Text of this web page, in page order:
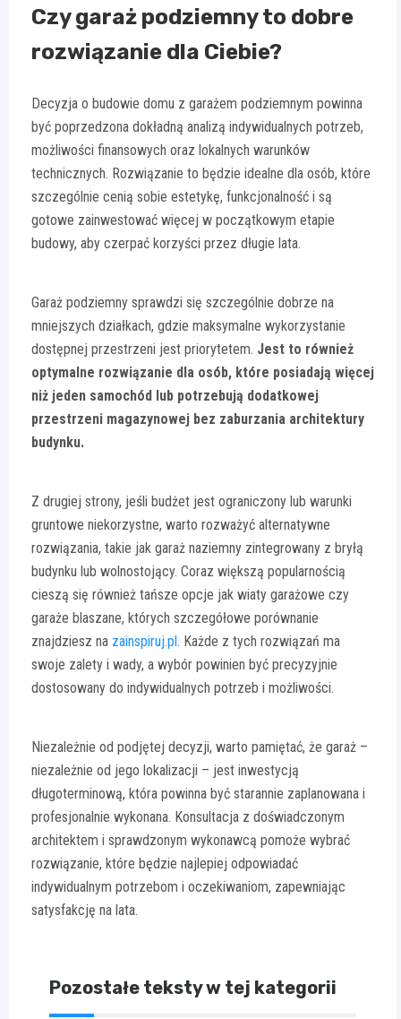
Czy garaż podziemny to dobre
rozwiązanie dla Ciebie?
Decyzja o budowie domu z garażem podziemnym powinna
być poprzedzona dokładną analizą indywidualnych potrzeb,
możliwości finansowych oraz lokalnych warunków
technicznych. Rozwiązanie to będzie idealne dla osób, które
szczególnie cenią sobie estetykę, funkcjonalność i są
gotowe zainwestować więcej w początkowym etapie
budowy, aby czerpać korzyści przez długie lata.
Garaż podziemny sprawdzi się szczególnie dobrze na
mniejszych działkach, gdzie maksymalne wykorzystanie
dostępnej przestrzeni jest priorytetem. Jest to również
optymalne rozwiązanie dla osób, które posiadają więcej
niż jeden samochód lub potrzebują dodatkowej
przestrzeni magazynowej bez zaburzania architektury
budynku.
Z drugiej strony, jeśli budżet jest ograniczony lub warunki
gruntowe niekorzystne, warto rozważyć alternatywne
rozwiązania, takie jak garaż naziemny zintegrowany z bryłą
budynku lub wolnostojący. Coraz większą popularnością
cieszą się również tańsze opcje jak wiaty garażowe czy
garaże blaszane, których szczegółowe porównanie
znajdziesz na zainspiruj.pl . Każde z tych rozwiązań ma
swoje zalety i wady, a wybór powinien być precyzyjnie
dostosowany do indywidualnych potrzeb i możliwości.
Niezależnie od podjętej decyzji, warto pamiętać, że garaż –
niezależnie od jego lokalizacji – jest inwestycją
długoterminową, która powinna być starannie zaplanowana i
profesjonalnie wykonana. Konsultacja z doświadczonym
architektem i sprawdzonym wykonawcą pomoże wybrać
rozwiązanie, które będzie najlepiej odpowiadać
indywidualnym potrzebom i oczekiwaniom, zapewniając
satysfakcję na lata.
Pozostałe teksty w tej kategorii